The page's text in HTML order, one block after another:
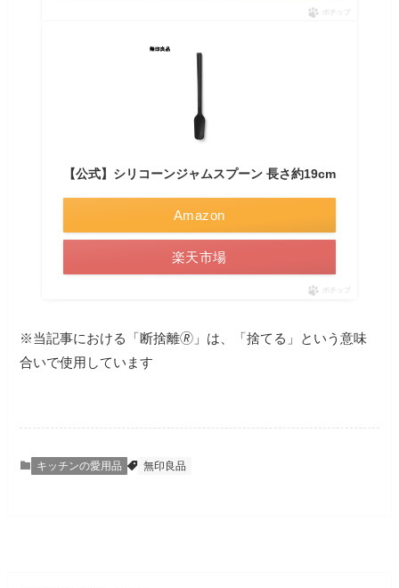
ポチップ
【公式】シリコーンジャムスプーン 長さ約19cm
Amazon
楽天市場
ポチップ
※当記事における「断捨離🄬」は、「捨てる」という意味
合いで使用しています
キッチンの愛用品 無印良品